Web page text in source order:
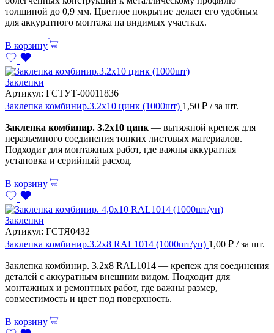
толщиной до 0,9 мм. Цветное покрытие делает его удобным
для аккуратного монтажа на видимых участках.
В корзину
Заклепки
Артикул: ГСТУТ-00011836
Заклепка комбинир.3.2х10 цинк (1000шт) 1,50 ₽ / за шт.
Заклепка комбинир. 3.2х10 цинк — вытяжной крепеж для
неразъемного соединения тонких листовых материалов.
Подходит для монтажных работ, где важны аккуратная
установка и серийный расход.
В корзину
Заклепки
Артикул: ГСТЯ0432
Заклепка комбинир.3.2х8 RAL1014 (1000шт/уп) 1,00 ₽ / за шт.
Заклепка комбинир. 3.2х8 RAL1014 — крепеж для соединения
деталей с аккуратным внешним видом. Подходит для
монтажных и ремонтных работ, где важны размер,
совместимость и цвет под поверхность.
В корзину